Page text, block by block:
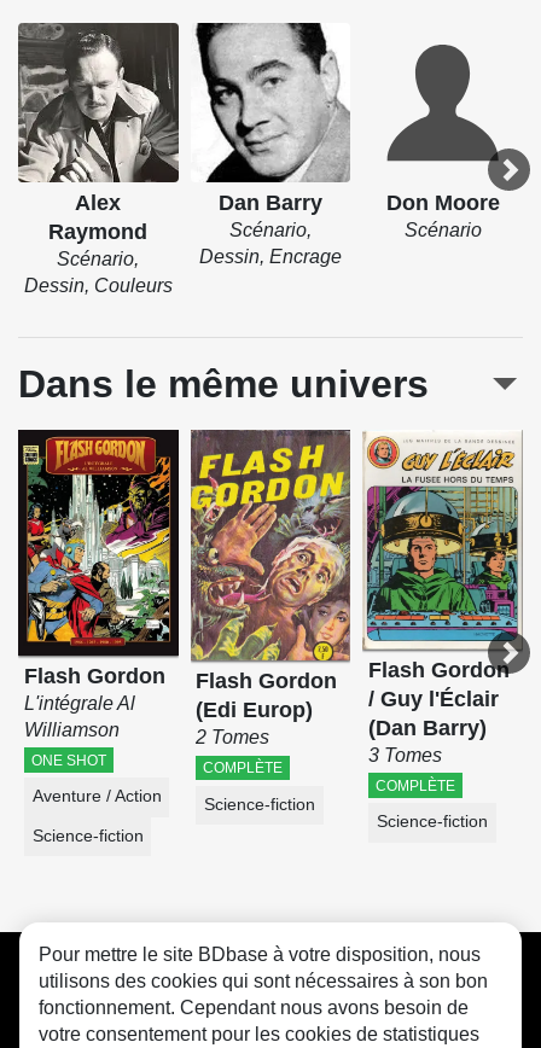
Alex
Raymond
Scénario,
Dessin, Couleurs
Dan Barry
Scénario,
Dessin, Encrage
Don Moore
Scénario
Dans le même univers
Flash Gordon
L'intégrale Al
Williamson
ONE SHOT
Aventure / Action
Science-fiction
Flash Gordon
(Edi Europ)
2 Tomes
COMPLÈTE
Science-fiction
Flash Gordon
/ Guy l'Éclair
(Dan Barry)
3 Tomes
COMPLÈTE
Science-fiction
CGU FAQ Contact Cookies
Pour mettre le site BDbase à votre disposition, nous
utilisons des cookies qui sont nécessaires à son bon
fonctionnement. Cependant nous avons besoin de
votre consentement pour les cookies de statistiques